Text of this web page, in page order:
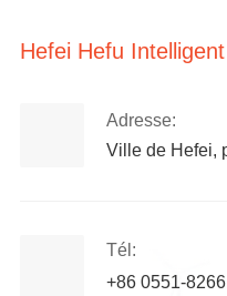
Hefei Hefu
Adresse:
Ville de Hefei,
Tél:
+86 0551-